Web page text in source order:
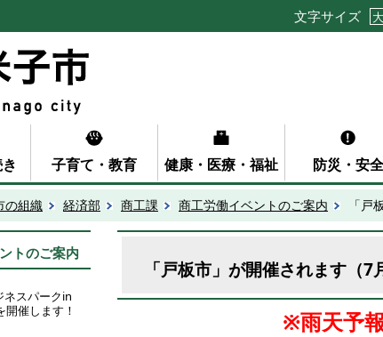
文字サイズ 大
子育て・教育 健康・医療・福祉 防災・安全
の組織 経済部 商工課 商工労働イベントのご案内 「戸
トのご案内
ネスパークin
開催します！
「戸板市」が開催されます（7
※雨天予